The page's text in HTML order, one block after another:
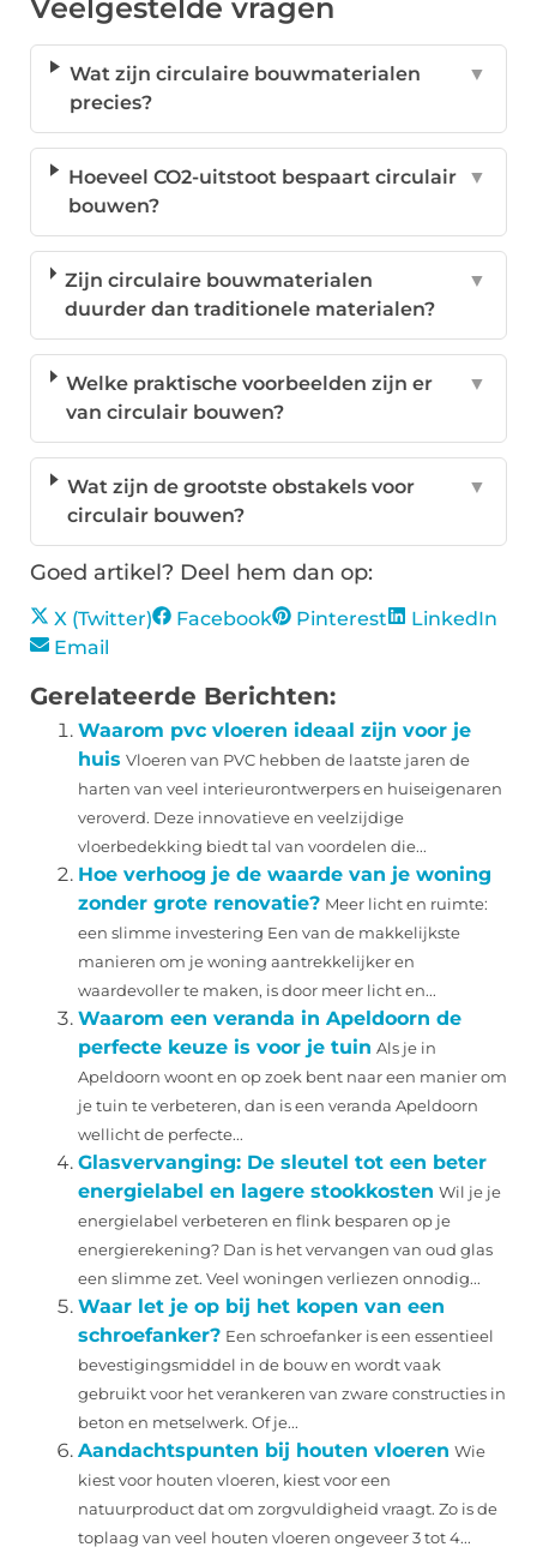
Veelgestelde vragen
Wat zijn circulaire bouwmaterialen
precies?
▼
Hoeveel CO2-uitstoot bespaart circulair
bouwen?
▼
Zijn circulaire bouwmaterialen
duurder dan traditionele materialen?
▼
Welke praktische voorbeelden zijn er
van circulair bouwen?
▼
Wat zijn de grootste obstakels voor
circulair bouwen?
▼
Goed artikel? Deel hem dan op:
X (Twitter) Facebook Pinterest
LinkedIn
Email
Gerelateerde Berichten:
Waarom pvc vloeren ideaal zijn voor je
huis Vloeren van PVC hebben de laatste jaren de
harten van veel interieurontwerpers en huiseigenaren
veroverd. Deze innovatieve en veelzijdige
vloerbedekking biedt tal van voordelen die...
Hoe verhoog je de waarde van je woning
zonder grote renovatie? Meer licht en ruimte:
een slimme investering Een van de makkelijkste
manieren om je woning aantrekkelijker en
waardevoller te maken, is door meer licht en...
Waarom een veranda in Apeldoorn de
perfecte keuze is voor je tuin Als je in
Apeldoorn woont en op zoek bent naar een manier om
je tuin te verbeteren, dan is een veranda Apeldoorn
wellicht de perfecte...
Glasvervanging: De sleutel tot een beter
energielabel en lagere stookkosten Wil je je
energielabel verbeteren en flink besparen op je
energierekening? Dan is het vervangen van oud glas
een slimme zet. Veel woningen verliezen onnodig...
Waar let je op bij het kopen van een
schroefanker? Een schroefanker is een essentieel
bevestigingsmiddel in de bouw en wordt vaak
gebruikt voor het verankeren van zware constructies in
beton en metselwerk. Of je...
Aandachtspunten bij houten vloeren Wie
kiest voor houten vloeren, kiest voor een
natuurproduct dat om zorgvuldigheid vraagt. Zo is de
toplaag van veel houten vloeren ongeveer 3 tot 4...